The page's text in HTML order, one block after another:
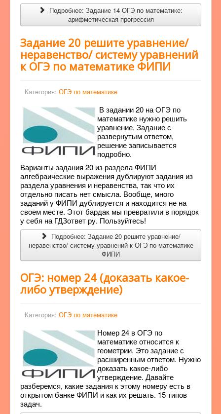
Подробнее: Задание 14 ОГЭ по математике:
арифметическая прогрессия
Задание 20 решите уравнение/
неравенство/ систему уравнений
к ОГЭ по математике ФИПИ
Категория: ОГЭ по математике
В задании 20 на ОГЭ по
математике нужно решить
уравнение. Задание с
развернутым ответом,
решение записывается
подробно.
Варианты задания 20 из раздела ФИПИ
алгебраические выражения дублируют задания из
раздела уравнения и неравенства, так что их
отдельно писать нет смысла. Вообще, много
заданий у ФИПИ дублируется и находится не на
своем месте. Этот бардак мы превратили в порядок
у себя на ГДЗответ ру. Пользуйтесь!
Подробнее: Задание 20 решите уравнение/
неравенство/ систему уравнений к ОГЭ по математике
ФИПИ
ОГЭ: номер 24 (доказать какое-
либо утверждение)
Категория: ОГЭ по математике
Номер 24 в ОГЭ по
математике относится к
геометрии. Это задание с
расширенным ответом. Нужно
доказать какое-либо
утверждение. Давайте
разберемся, какие задания к этому номеру есть в
открытом банке ФИПИ и как их решать. 15 типов
задач.